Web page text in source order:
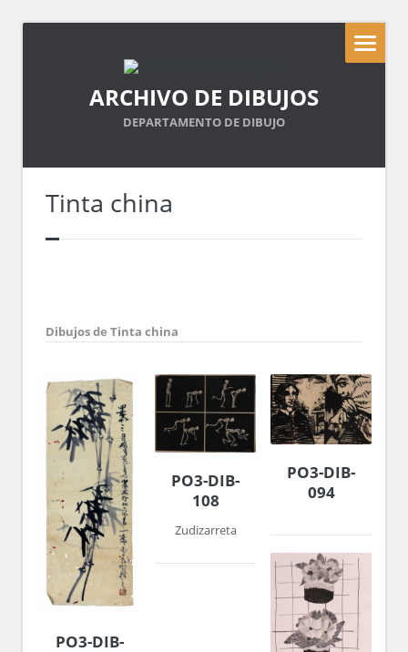
ARCHIVO DE DIBUJOS
DEPARTAMENTO DE DIBUJO
Tinta china
Dibujos de Tinta china
PO3-DIB-
PO3-DIB-
108
Zudizarreta
PO3-DIB-
094